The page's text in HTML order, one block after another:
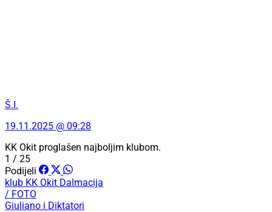
Š.I.
19.11.2025 @ 09:28
KK Okit proglašen najboljim klubom.
1 / 25
Podijeli
klub KK Okit Dalmacija
/ FOTO
Giuliano i Diktatori